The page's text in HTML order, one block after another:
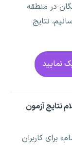
در منطقه
نتایج
نمایید
اعلام نتایج آزمون
برای کاربران